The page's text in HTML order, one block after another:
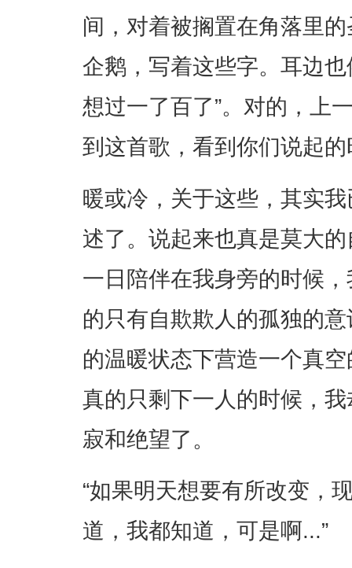
间，对着被搁置在角落里
企鹅，写着这些字。耳边
想过一了百了”。对的，上
到这首歌，看到你们说起
暖或冷，关于这些，其实
述了。说起来也真是莫大
一日陪伴在我身旁的时候
的只有自欺欺人的孤独的
的温暖状态下营造一个真
真的只剩下一人的时候，
寂和绝望了。
“如果明天想要有所改变，
道，我都知道，可是啊...”